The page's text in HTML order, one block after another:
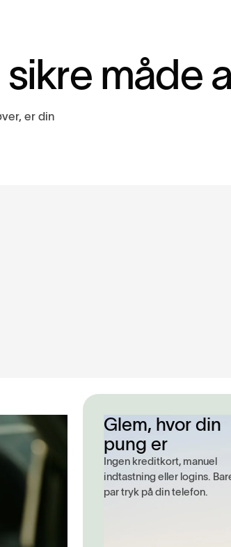
sikre måde
er din
Glem, hvor din
pung er
Ingen kreditkort, manuel
indtastning eller logins.
par tryk på din telefon.